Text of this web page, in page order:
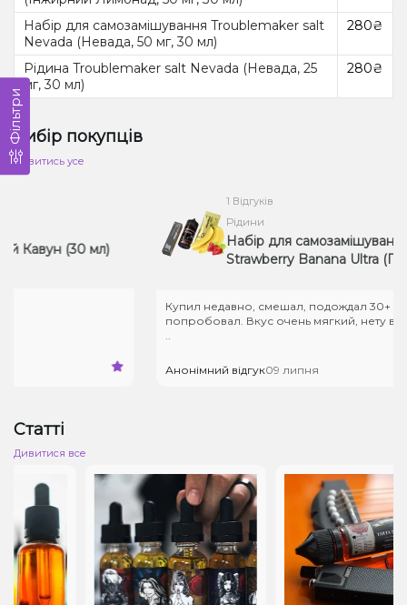
Фільтри
Набір для самозамішування Troublemaker salt
Nevada (Невада, 50 мг, 30 мл)
280₴
Рідина Troublemaker salt Nevada (Невада, 25
мг, 30 мл)
280₴
Вибір покупців
Дивитись усе
(30 мл)
1 Відгуків
Рідини
Набір для самозамішування
Strawberry Banana Ultra
Купил недавно, смешал, подождал 30+ минут
попробовал. Вкус очень мягкий, нету всяких
Анонімний відгук09 липня
Статті
Дивитися все